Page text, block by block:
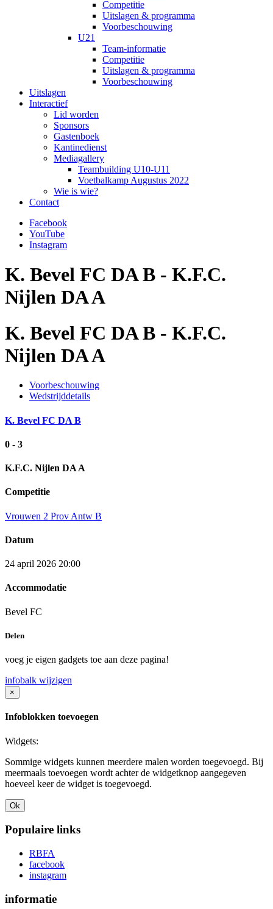
Competitie
Uitslagen & programma
Voorbeschouwing
U21
Team-informatie
Competitie
Uitslagen & programma
Voorbeschouwing
Uitslagen
Interactief
Lid worden
Sponsors
Gastenboek
Kantinedienst
Mediagallery
Teambuilding U10-U11
Voetbalkamp Augustus 2022
Wie is wie?
Contact
Facebook
YouTube
Instagram
K. Bevel FC DA B - K.F.C.
Nijlen DA A
K. Bevel FC DA B - K.F.C.
Nijlen DA A
Voorbeschouwing
Wedstrijddetails
K. Bevel FC DA B
0 - 3
K.F.C. Nijlen DA A
Competitie
Vrouwen 2 Prov Antw B
Datum
24 april 2026 20:00
Accommodatie
Bevel FC
Delen
voeg je eigen gadgets toe aan deze pagina!
infobalk wijzigen
×
Infoblokken toevoegen
Widgets:
Sommige widgets kunnen meerdere malen worden toegevoegd. Bij
meermaals toevoegen wordt achter de widgetknop aangegeven
hoeveel keer de widget is toegevoegd.
Ok
Populaire links
RBFA
facebook
instagram
informatie